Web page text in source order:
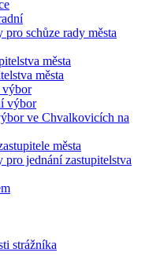
pro schůze rady města
města
města
výbor
výbor
ve Chvalkovicích na
města
pro jednání zastupitelstva
strážníka